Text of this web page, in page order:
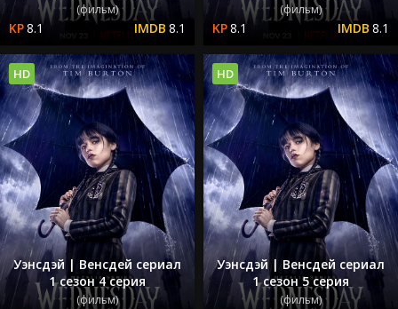
(фильм)
8.1 8.1
(фильм)
8.1 8.1
Уэнсдэй | Венсдей сериал
1 сезон 4 серия
(фильм)
HD
Уэнсдэй | Венсдей сериал
1 сезон 5 серия
(фильм)
HD